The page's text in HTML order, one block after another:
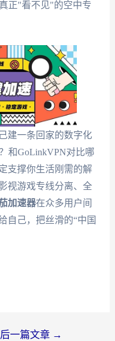
正"看不见"的空中专
建一条回家的数字化
和GoLinkVPN对比哪
支撑你生活刚需的解
视游戏专线分离、全
加速器在众多用户间
自己，把丝滑的“中国
后一篇文章 →